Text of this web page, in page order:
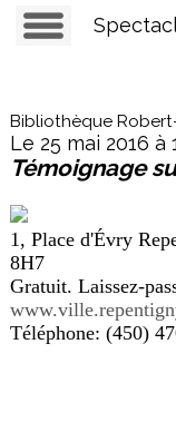
Bibliothèque
Le 25 mai 2016 à
Témoignage
1, Place d'Évry
8H7
Gratuit. Laissez-
Téléphone: (450)